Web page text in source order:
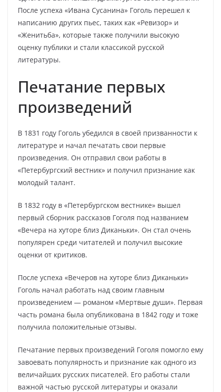
После успеха «Ивана Сусанина» Гоголь перешел к
написанию других пьес, таких как «Ревизор» и
«Женитьба», которые также получили высокую
оценку публики и стали классикой русской
литературы.
Печатание первых
произведений
В 1831 году Гоголь убедился в своей призванности к
литературе и начал печатать свои первые
произведения. Он отправил свои работы в
«Петербургский вестник» и получил признание как
молодый талант.
В 1832 году в «Петербургском вестнике» вышел
первый сборник рассказов Гоголя под названием
«Вечера на хуторе близ Диканьки». Он стал очень
популярен среди читателей и получил высокие
оценки от критиков.
После успеха «Вечеров на хуторе близ Диканьки»
Гоголь начал работать над своим главным
произведением — романом «Мертвые души». Первая
часть романа была опубликована в 1842 году и тоже
получила положительные отзывы.
Печатание первых произведений Гоголя помогло ему
завоевать популярность и признание как одного из
величайших русских писателей. Его работы стали
важной частью русской литературы и оказали